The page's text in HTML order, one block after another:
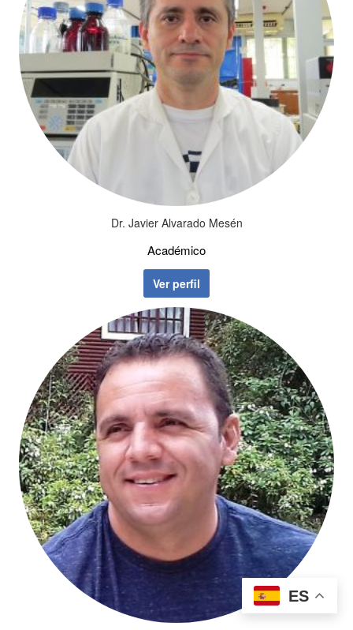
ES
Dr. Javier Alvarado Mesén
Académico
Ver perfil